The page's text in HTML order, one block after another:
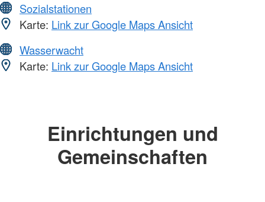
Sozialstationen
Karte: Link zur Google Maps Ansicht
Wasserwacht
Karte: Link zur Google Maps Ansicht
Einrichtungen und
Gemeinschaften